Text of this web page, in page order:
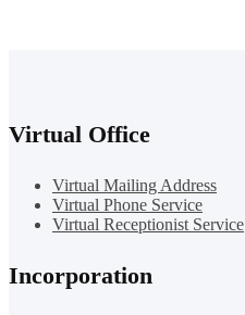
Virtual Office
Virtual Mailing Address
Virtual Phone Service
Virtual Receptionist Service
Incorporation